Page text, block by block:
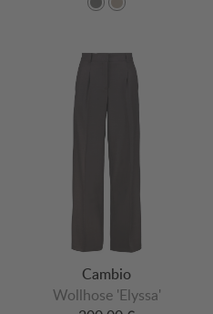
Cambio
Wollhose 'Elyssa'